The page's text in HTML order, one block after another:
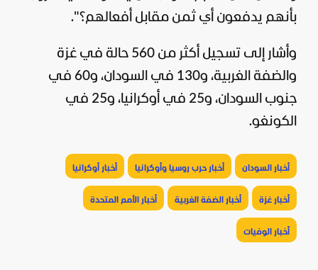
بأنهم يدفعون أي ثمن مقابل أفعالهم؟".
وأشار إلى تسجيل أكثر من 560 حالة في
غزة
والضفة الغربية، و130 في
السودان
، و60 في
جنوب السودان، و25 في
أوكرانيا
، و25 في
الكونغو.
أخبار السودان أخبار حرب روسيا وأوكرانيا أخبار أوكرانيا
أخبار غزة أخبار الضفة الغربية أخبار الأمم المتحدة
أخبار الوفيات